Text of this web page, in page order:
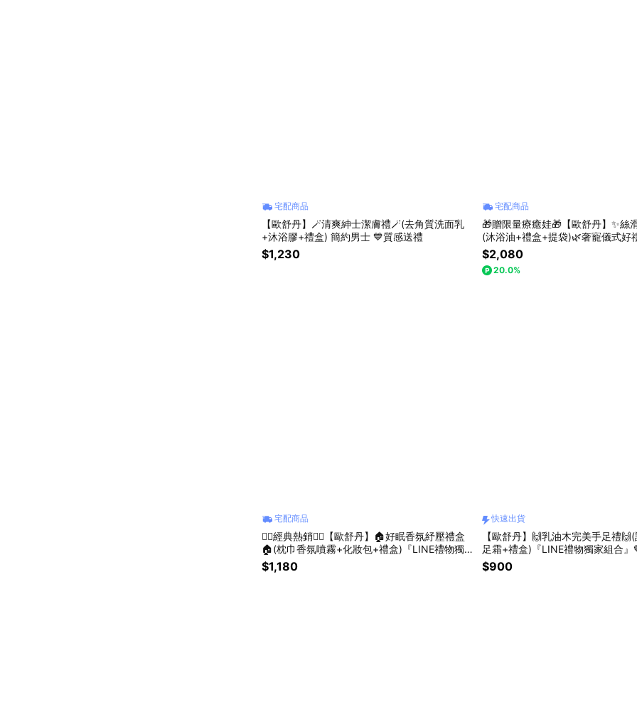
宅配商品
【歐舒丹】🪄清爽紳士潔膚禮🪄(去角質洗面乳
+沐浴膠+禮盒) 簡約男士 💙質感送禮
$1,230
宅配商品
🎁贈限量療癒娃🎁【歐舒丹】✨絲
(沐浴油+禮盒+提袋)🌿奢寵儀式好
$2,080
20.0%
宅配商品
❤️‍🔥經典熱銷❤️‍🔥【歐舒丹】🏠好眠香氛紓壓禮盒
🏠(枕巾香氛噴霧+化妝包+禮盒)『LINE禮物獨
家組合』
$1,180
快速出貨
【歐舒丹】🙌乳油木完美手足禮
足霜+禮盒)『LINE禮物獨家組合』
[快速出貨]
$900